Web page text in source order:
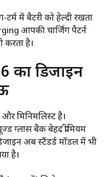
में बैटरी को हेल्दी रखता
आपकी चार्जिंग पैटर्न
करता है।
का डिजाइन
मिनिमलिस्ट है।
ग्लास बैक बेहद प्रीमियम
अब स्टैंडर्ड मॉडल में भी
है।